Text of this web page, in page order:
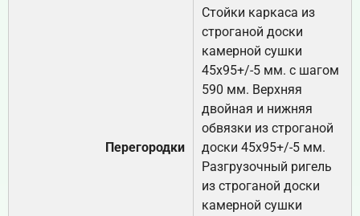
Перегородки
Стойки каркаса из
строганой доски
камерной сушки
45х95+/-5 мм. с шагом
590 мм. Верхняя
двойная и нижняя
обвязки из строганой
доски 45х95+/-5 мм.
Разгрузочный ригель
из строганой доски
камерной сушки